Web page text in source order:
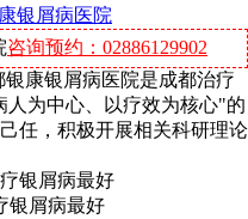
银屑病医院
咨询预约：02886129902
康银屑病医院是成都治疗
为中心、以疗效为核心"的
任，积极开展相关科研理论
银屑病最好